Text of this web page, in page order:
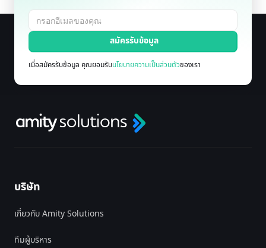
เมื่อสมัครรับข้อมูล คุณยอมรับนโยบายความเป็นส่วนตัวของเรา
บริษัท
เกี่ยวกับ Amity Solutions
ทีมผู้บริหาร